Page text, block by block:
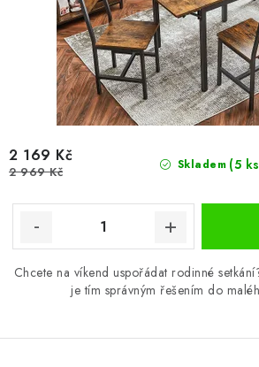
Skladem (5
2 169 Kč
2 969 Kč
Chcete na víkend uspořádat rodinné
je tím správným řešením do